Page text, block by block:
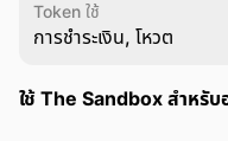
Token ใช้
การชำระเงิน, โหวต
ใช้ The Sandbox สำหรับ